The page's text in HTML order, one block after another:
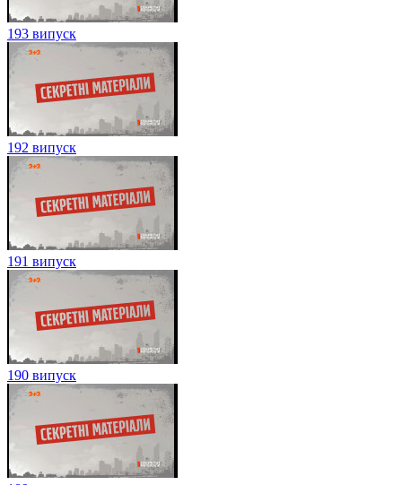
193 випуск
192 випуск
191 випуск
190 випуск